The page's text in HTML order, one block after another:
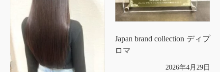
Japan brand collection ディプ
ロマ
2026年4月29日